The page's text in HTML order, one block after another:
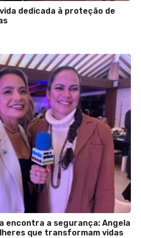
dedicada à proteção de
encontra a segurança: Angela
que transformam vidas